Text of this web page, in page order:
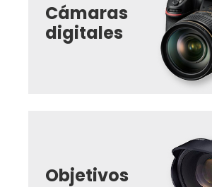
Cámaras
digitales
Objetivos